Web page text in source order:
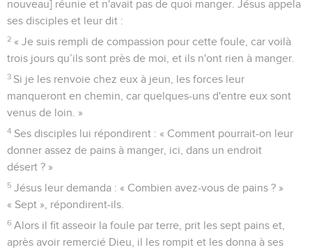
nouveau] réunie et n'avait pas de quoi manger. Jésus appela
ses disciples et leur dit :
2 « Je suis rempli de compassion pour cette foule, car voilà
trois jours qu’ils sont près de moi, et ils n'ont rien à manger.
3 Si je les renvoie chez eux à jeun, les forces leur
manqueront en chemin, car quelques-uns d'entre eux sont
venus de loin. »
4 Ses disciples lui répondirent : « Comment pourrait-on leur
donner assez de pains à manger, ici, dans un endroit
désert ? »
5 Jésus leur demanda : « Combien avez-vous de pains ? »
« Sept », répondirent-ils.
6 Alors il fit asseoir la foule par terre, prit les sept pains et,
après avoir remercié Dieu, il les rompit et les donna à ses